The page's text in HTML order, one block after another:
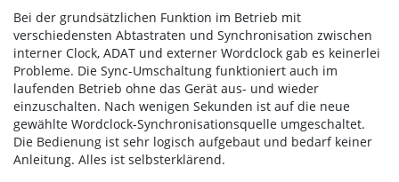
Bei der grundsätzlichen Funktion im Betrieb mit
verschiedensten Abtastraten und Synchronisation zwischen
interner Clock, ADAT und externer Wordclock gab es keinerlei
Probleme. Die Sync-Umschaltung funktioniert auch im
laufenden Betrieb ohne das Gerät aus- und wieder
einzuschalten. Nach wenigen Sekunden ist auf die neue
gewählte Wordclock-Synchronisationsquelle umgeschaltet.
Die Bedienung ist sehr logisch aufgebaut und bedarf keiner
Anleitung. Alles ist selbsterklärend.